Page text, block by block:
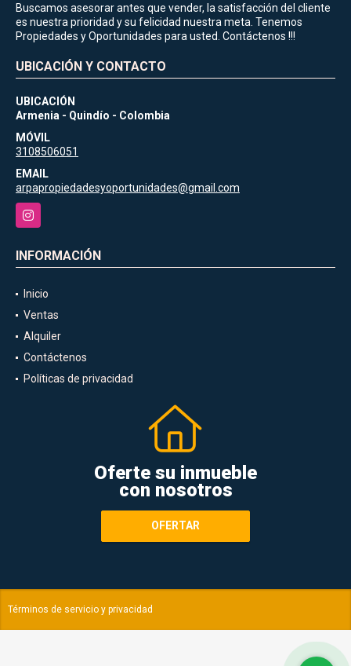
Buscamos asesorar antes que vender, la satisfacción del cliente
es nuestra prioridad y su felicidad nuestra meta. Tenemos
Propiedades y Oportunidades para usted. Contáctenos !!!
UBICACIÓN Y CONTACTO
UBICACIÓN
Armenia - Quindío - Colombia
MÓVIL
3108506051
EMAIL
arpapropiedadesyoportunidades@gmail.com
Instagram
INFORMACIÓN
Inicio
Ventas
Alquiler
Contáctenos
Políticas de privacidad
Oferte su inmueble
con nosotros
OFERTAR
Términos de servicio y privacidad